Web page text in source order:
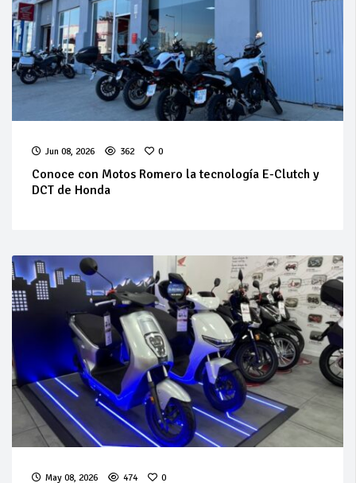
Jun 08, 2026 362 0
Conoce con Motos Romero la tecnología E-Clutch y
DCT de Honda
May 08, 2026 474 0